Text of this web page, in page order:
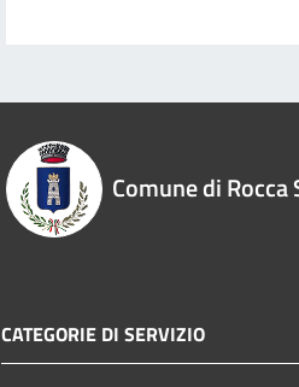
Comune di
CATEGORIE DI SERVIZIO